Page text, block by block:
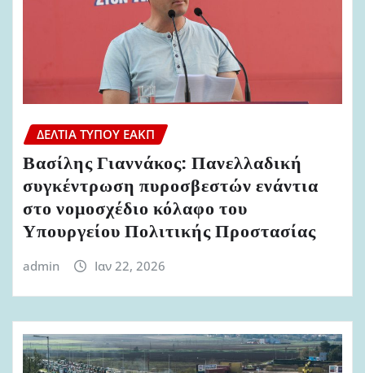
ΔΕΛΤΊΑ ΤΎΠΟΥ ΕΑΚΠ
Βασίλης Γιαννάκος: Πανελλαδική
συγκέντρωση πυροσβεστών ενάντια
στο νομοσχέδιο κόλαφο του
Υπουργείου Πολιτικής Προστασίας
admin Ιαν 22, 2026